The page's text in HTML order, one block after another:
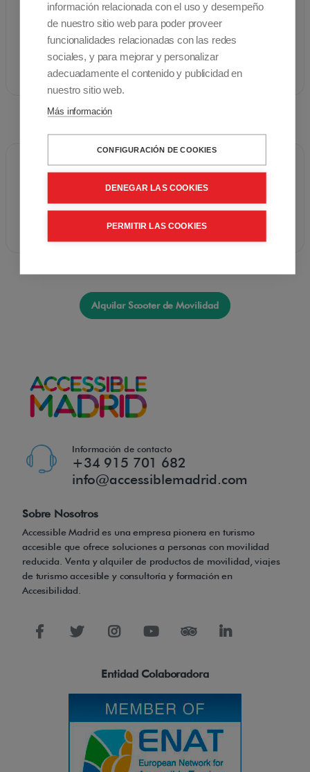
Garantía: Equipo 3 años, batería 6 meses
* Datos proporcionados por el fabricante.
Alquilar Scooter de Movilidad
Información de contacto
+34 915 701 682
info@accessiblemadrid.com
Sobre Nosotros
Accessible Madrid es una empresa pionera en turismo
accesible que ofrece soluciones a personas con movilidad
reducida. Venta y alquiler de productos de movilidad, viajes
de turismo accesible y consultoría y formación en
Accesibilidad.
Entidad Colaboradora
información relacionada con el uso y desempeño
de nuestro sitio web para poder proveer
funcionalidades relacionadas con las redes
sociales, y para mejorar y personalizar
adecuadamente el contenido y publicidad en
nuestro sitio web.
Más información
CONFIGURACIÓN DE COOKIES
DENEGAR LAS COOKIES
PERMITIR LAS COOKIES